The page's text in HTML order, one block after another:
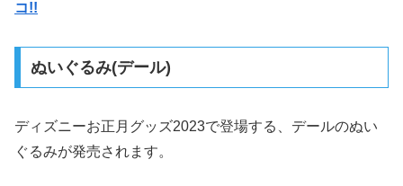
コ!!
ぬいぐるみ(デール)
ディズニーお正月グッズ2023で登場する、デールのぬい
ぐるみが発売されます。